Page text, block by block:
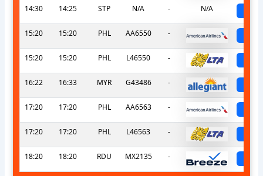
14:30 14:25 STP N/A - N/A
15:20 15:20 PHL AA6550 -
15:20 15:20 PHL L46550 -
16:22 16:33 MYR G43486 -
17:20 17:20 PHL AA6563 -
17:20 17:20 PHL L46563 -
18:20 18:20 RDU MX2135 -